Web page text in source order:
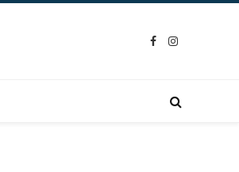
Facebook
Instagram